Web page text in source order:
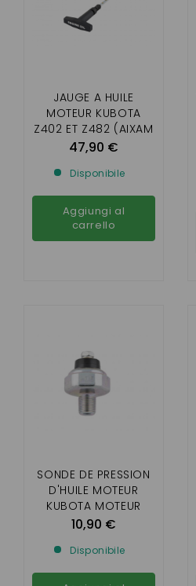
JAUGE A HUILE
MOTEUR KUBOTA
Z402 ET Z482 (AIXAM
ET MINAUTO)
47,90 €
Disponibile
Aggiungi al
carrello
SONDE DE PRESSION
D'HUILE MOTEUR
KUBOTA MOTEUR
Z402 , Z482
10,90 €
Disponibile